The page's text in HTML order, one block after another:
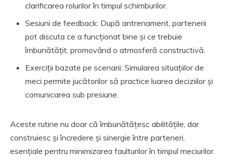
clarificarea rolurilor în timpul schimburilor.
Sesiuni de feedback: După antrenament, partenerii
pot discuta ce a funcționat bine și ce trebuie
îmbunătățit, promovând o atmosferă constructivă.
Exerciții bazate pe scenarii: Simularea situațiilor de
meci permite jucătorilor să practice luarea deciziilor și
comunicarea sub presiune.
Aceste rutine nu doar că îmbunătățesc abilitățile, dar
construiesc și încredere și sinergie între parteneri,
esențiale pentru minimizarea faulturilor în timpul meciurilor.